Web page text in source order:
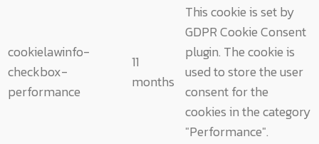
cookielawinfo-
checkbox-
performance
11
months
This cookie is set by
GDPR Cookie Consent
plugin. The cookie is
used to store the user
consent for the
cookies in the category
"Performance".